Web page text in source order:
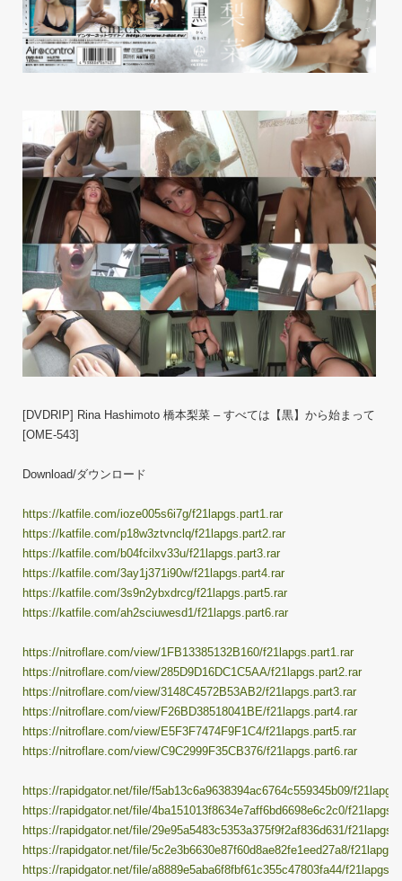
[DVDRIP] Rina Hashimoto 橋本梨菜 – すべては【黒】から始まって
[OME-543]
Download/ダウンロード
https://katfile.com/ioze005s6i7g/f21lapgs.part1.rar
https://katfile.com/p18w3ztvnclq/f21lapgs.part2.rar
https://katfile.com/b04fcilxv33u/f21lapgs.part3.rar
https://katfile.com/3ay1j371i90w/f21lapgs.part4.rar
https://katfile.com/3s9n2ybxdrcg/f21lapgs.part5.rar
https://katfile.com/ah2sciuwesd1/f21lapgs.part6.rar
https://nitroflare.com/view/1FB13385132B160/f21lapgs.part1.rar
https://nitroflare.com/view/285D9D16DC1C5AA/f21lapgs.part2.rar
https://nitroflare.com/view/3148C4572B53AB2/f21lapgs.part3.rar
https://nitroflare.com/view/F26BD38518041BE/f21lapgs.part4.rar
https://nitroflare.com/view/E5F3F7474F9F1C4/f21lapgs.part5.rar
https://nitroflare.com/view/C9C2999F35CB376/f21lapgs.part6.rar
https://rapidgator.net/file/f5ab13c6a9638394ac6764c559345b09/
https://rapidgator.net/file/4ba151013f8634e7aff6bd6698e6c2c0/
https://rapidgator.net/file/29e95a5483c5353a375f9f2af836d631/
https://rapidgator.net/file/5c2e3b6630e87f60d8ae82fe1eed27a8/
https://rapidgator.net/file/a8889e5aba6f8fbf61c355c47803fa44/